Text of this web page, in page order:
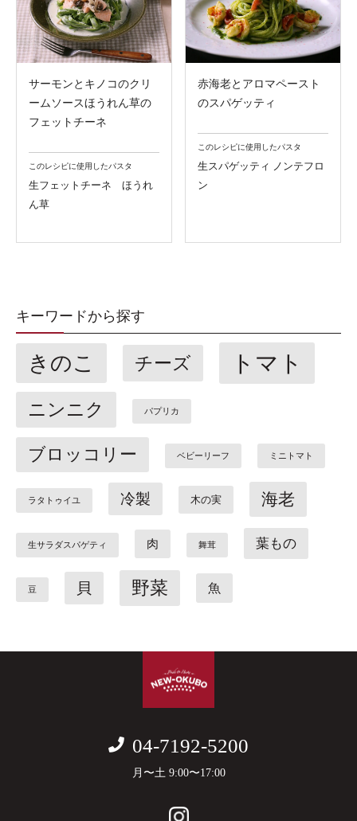
サーモンとキノコのクリ
ームソースほうれん草の
フェットチーネ
このレシピに使用したパスタ
生フェットチーネ ほうれ
ん草
赤海老とアロマペースト
のスパゲッティ
このレシピに使用したパスタ
生スパゲッティ ノンテフロ
ン
キーワードから探す
きのこ チーズ トマト
ニンニク パプリカ
ブロッコリー ベビーリーフ ミニトマト
ラタトゥイユ 冷製 木の実 海老
生サラダスパゲティ 肉 舞茸 葉もの
豆 貝 野菜 魚
04-7192-5200
月〜土 9:00〜17:00